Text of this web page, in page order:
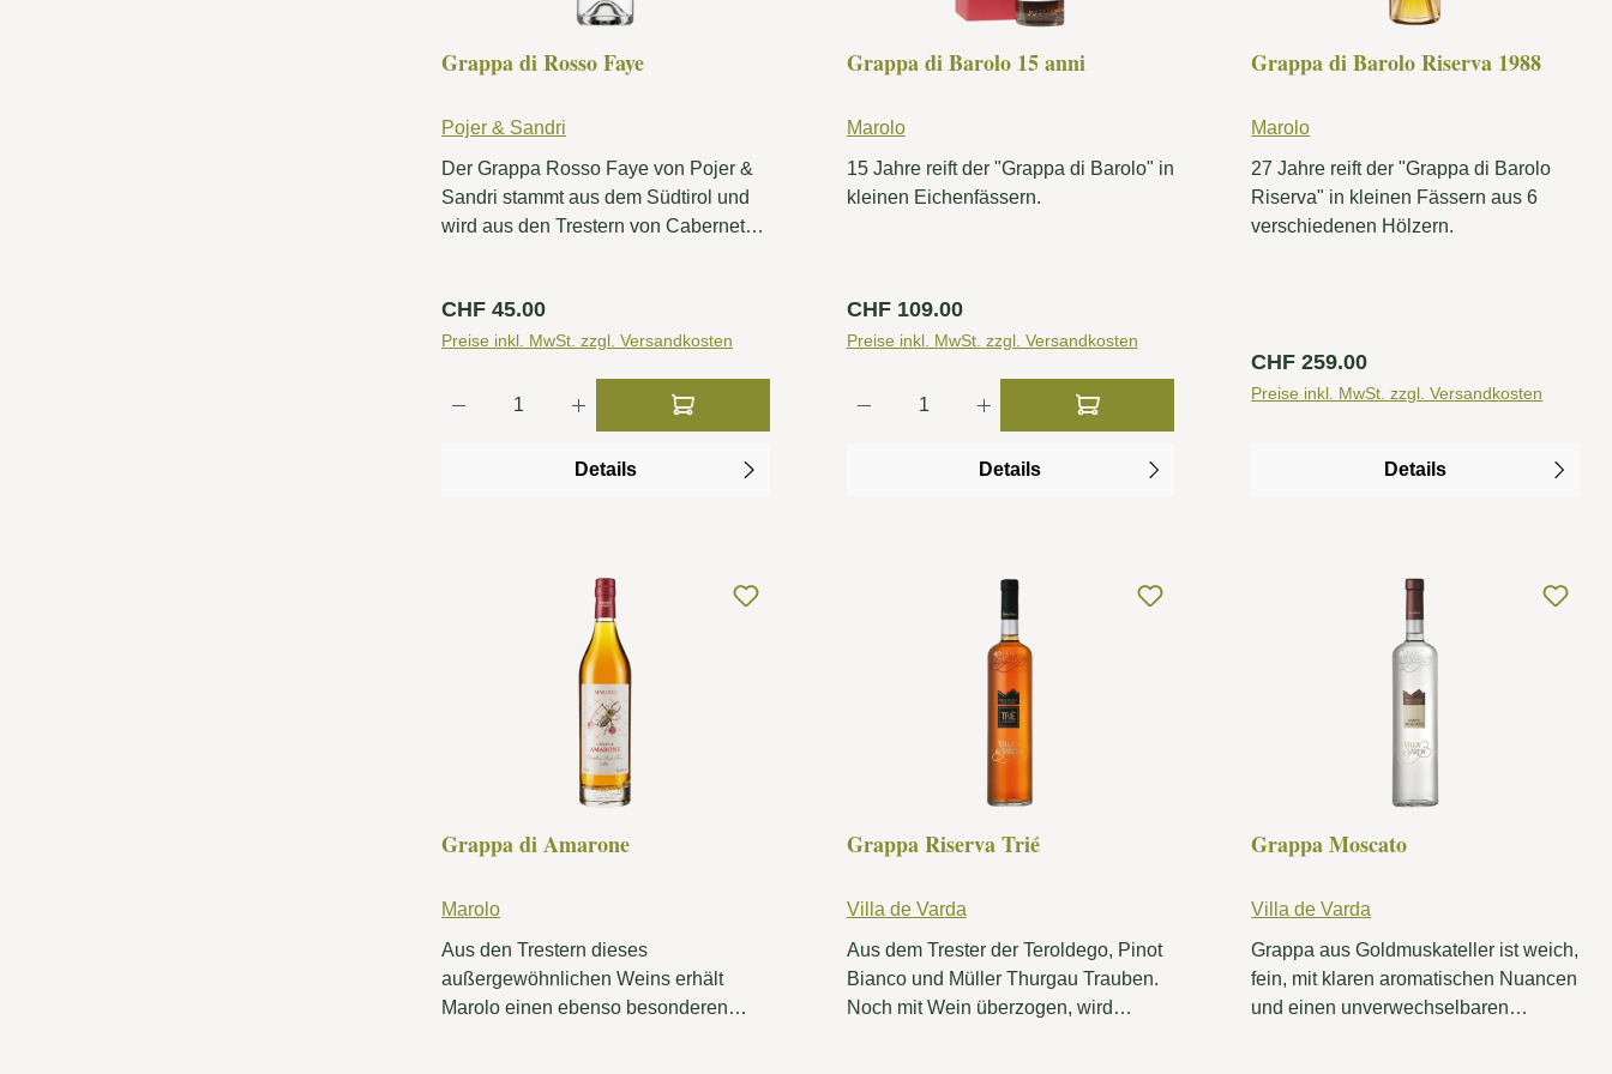
Grappa di Rosso Faye
Pojer & Sandri
Der Grappa Rosso Faye von Pojer &
Sandri stammt aus dem Südtirol und
wird aus den Trestern von Cabernet
Rebsorten, die für den Wein Rosso
Faye verwendet werden. Die Trauben
der Fraktion San Michele all'Adige,
genauer gesagt in der Ortschaft
Gardasee her weht. Der Grappa
besticht durch seine kristallklare Farbe
und ein elegantes, markantes Aroma
mit feinen würzigen Noten. Im Duft
entfalten sich Anklänge von Pfeffer
und Johannisbeeren, die die Präsenz
des Cabernet betonen und dem
Destillat eine unverkennbare
Regulärer Preis:
CHF 45.00
Preise inkl. MwSt. zzgl. Versandkosten
Produkt Anzahl: Gib den gewünschten Wert ein oder benutze die Schaltflächen um die
Details
Grappa di Barolo 15 anni
Marolo
15 Jahre reift der "Grappa di Barolo" in
kleinen Eichenfässern.
Regulärer Preis:
CHF 109.00
Preise inkl. MwSt. zzgl. Versandkosten
Produkt Anzahl: Gib den gewünschten Wert ein oder
Details
Grappa di Barolo Riserva 1988
Marolo
27 Jahre reift der "Grappa di Barolo
Riserva" in kleinen Fässern aus 6
verschiedenen Hölzern.
Regulärer Preis:
CHF 259.00
Preise inkl. MwSt. zzgl. Versandkosten
Details
Grappa di Amarone
Marolo
Aus den Trestern dieses
außergewöhnlichen Weins erhält
Marolo einen ebenso besonderen
Grappa Riserva Trié
Villa de Varda
Aus dem Trester der Teroldego, Pinot
Bianco und Müller Thurgau Trauben.
Noch mit Wein überzogen, wird
Grappa Moscato
Villa de Varda
Grappa aus Goldmuskateller ist weich,
fein, mit klaren aromatischen Nuancen
und einen unverwechselbaren